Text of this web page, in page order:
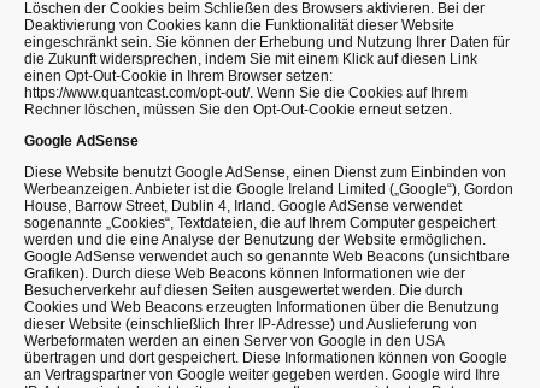
Löschen der Cookies beim Schließen des Browsers aktivieren. Bei der
Deaktivierung von Cookies kann die Funktionalität dieser Website
eingeschränkt sein. Sie können der Erhebung und Nutzung Ihrer Daten für
die Zukunft widersprechen, indem Sie mit einem Klick auf diesen Link
einen Opt-Out-Cookie in Ihrem Browser setzen:
https://www.quantcast.com/opt-out/. Wenn Sie die Cookies auf Ihrem
Rechner löschen, müssen Sie den Opt-Out-Cookie erneut setzen.
Google AdSense
Diese Website benutzt Google AdSense, einen Dienst zum Einbinden von
Werbeanzeigen. Anbieter ist die Google Ireland Limited („Google“), Gordon
House, Barrow Street, Dublin 4, Irland. Google AdSense verwendet
sogenannte „Cookies“, Textdateien, die auf Ihrem Computer gespeichert
werden und die eine Analyse der Benutzung der Website ermöglichen.
Google AdSense verwendet auch so genannte Web Beacons (unsichtbare
Grafiken). Durch diese Web Beacons können Informationen wie der
Besucherverkehr auf diesen Seiten ausgewertet werden. Die durch
Cookies und Web Beacons erzeugten Informationen über die Benutzung
dieser Website (einschließlich Ihrer IP-Adresse) und Auslieferung von
Werbeformaten werden an einen Server von Google in den USA
übertragen und dort gespeichert. Diese Informationen können von Google
an Vertragspartner von Google weiter gegeben werden. Google wird Ihre